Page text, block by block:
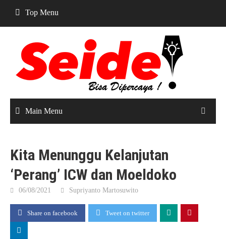
content
Top Menu
Main Menu
Kita Menunggu Kelanjutan
‘Perang’ ICW dan Moeldoko
06/08/2021 Supriyanto Martosuwito
Share on facebook Tweet on twitter